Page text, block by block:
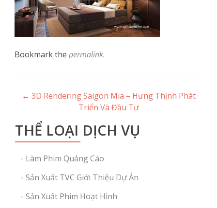
Bookmark the permalink.
Post
navigation
← 3D Rendering Saigon Mia – Hưng Thịnh Phát
Triển Và Đầu Tư
THỂ LOẠI DỊCH VỤ
Làm Phim Quảng Cáo
Sản Xuất TVC Giới Thiệu Dự Án
Sản Xuất Phim Hoạt Hình